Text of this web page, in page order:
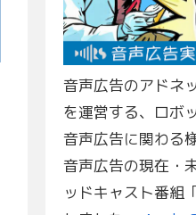
音声広告のアドネ
を運営する、ロボ
音声広告に関わる
音声広告の現在・
ッドキャスト番組